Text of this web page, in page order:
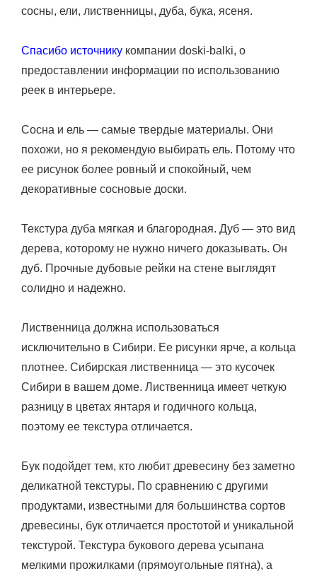
сосны, ели, лиственницы, дуба, бука, ясеня.
Спасибо источнику компании doski-balki, о
предоставлении информации по использованию
реек в интерьере.
Сосна и ель — самые твердые материалы. Они
похожи, но я рекомендую выбирать ель. Потому что
ее рисунок более ровный и спокойный, чем
декоративные сосновые доски.
Текстура дуба мягкая и благородная. Дуб — это вид
дерева, которому не нужно ничего доказывать. Он
дуб. Прочные дубовые рейки на стене выглядят
солидно и надежно.
Лиственница должна использоваться
исключительно в Сибири. Ее рисунки ярче, а кольца
плотнее. Сибирская лиственница — это кусочек
Сибири в вашем доме. Лиственница имеет четкую
разницу в цветах янтаря и годичного кольца,
поэтому ее текстура отличается.
Бук подойдет тем, кто любит древесину без заметно
деликатной текстуры. По сравнению с другими
продуктами, известными для большинства сортов
древесины, бук отличается простотой и уникальной
текстурой. Текстура букового дерева усыпана
мелкими прожилками (прямоугольные пятна), а